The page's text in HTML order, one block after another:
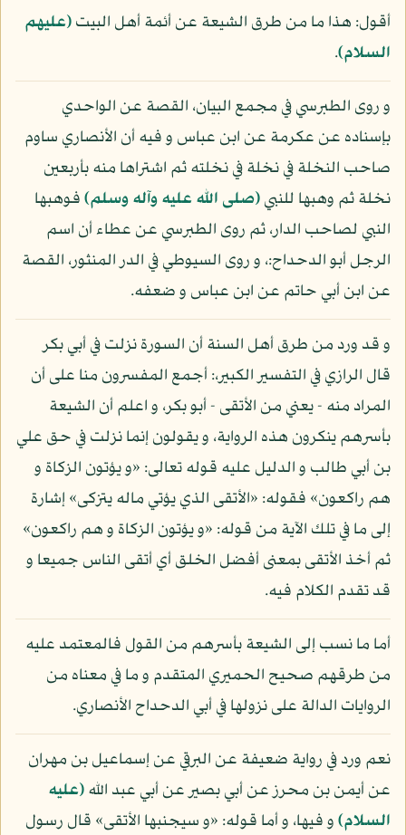
أقول: هذا ما من طرق الشيعة عن أئمة أهل البيت(عليهم
السلام).
و روى الطبرسي في مجمع البيان، القصة عن الواحدي
بإسناده عن عكرمة عن ابن عباس و فيه أن الأنصاري ساوم
صاحب النخلة في نخلة في نخلته ثم اشتراها منه بأربعين
نخلة ثم وهبها للنبي(صلى الله عليه وآله وسلم)فوهبها
النبي لصاحب الدار، ثم روى الطبرسي عن عطاء أن اسم
الرجل أبو الدحداح:، و روى السيوطي في الدر المنثور، القصة
عن ابن أبي حاتم عن ابن عباس و ضعفه.
و قد ورد من طرق أهل السنة أن السورة نزلت في أبي بكر
قال الرازي في التفسير الكبير،: أجمع المفسرون منا على أن
المراد منه - يعني من الأتقى - أبو بكر، و اعلم أن الشيعة
بأسرهم ينكرون هذه الرواية، و يقولون إنما نزلت في حق علي
بن أبي طالب و الدليل عليه قوله تعالى: «و يؤتون الزكاة و
هم راكعون» فقوله: «الأتقى الذي يؤتي ماله يتزكى» إشارة
إلى ما في تلك الآية من قوله: «و يؤتون الزكاة و هم راكعون»
ثم أخذ الأتقى بمعنى أفضل الخلق أي أتقى الناس جميعا و
قد تقدم الكلام فيه.
أما ما نسب إلى الشيعة بأسرهم من القول فالمعتمد عليه
من طرقهم صحيح الحميري المتقدم و ما في معناه من
الروايات الدالة على نزولها في أبي الدحداح الأنصاري.
نعم ورد في رواية ضعيفة عن البرقي عن إسماعيل بن مهران
عن أيمن بن محرز عن أبي بصير عن أبي عبد الله(عليه
السلام)و فيها، و أما قوله: «و سيجنبها الأتقى» قال رسول